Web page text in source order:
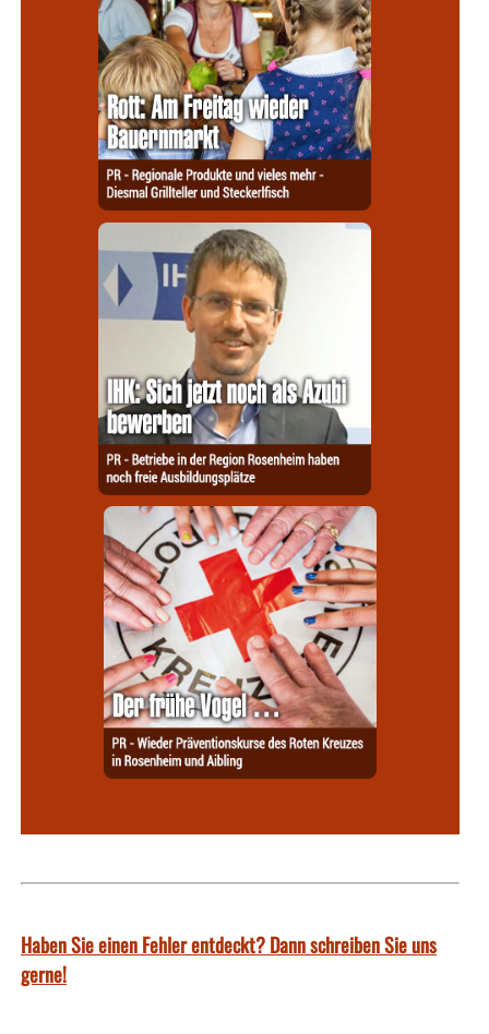
Haben Sie einen Fehler entdeckt? Dann schreiben Sie uns
gerne!